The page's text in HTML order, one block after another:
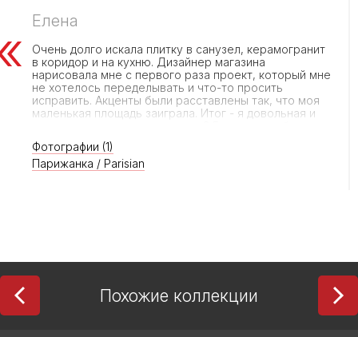
Елена
Очень долго искала плитку в санузел, керамогранит
в коридор и на кухню. Дизайнер магазина
нарисовала мне с первого раза проект, который мне
не хотелось переделывать и что-то просить
исправить. Акценты были расставлены так, что моя
маленькая площадь заиграла. Итог - я довольная и
оформлению дизайна и доставки, который мучал
меня неделю!
Фотографии (1)
Парижанка / Parisian
Похожие коллекции